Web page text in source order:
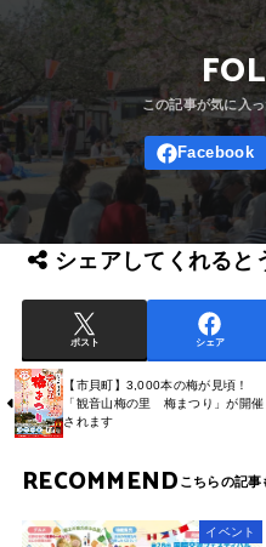
シェアしてくれると
ポスト シェア
【市貝町】3,000本の梅が見頃！
「観音山梅の里 梅まつり」が開催
されます
RECOMMEND
イベント